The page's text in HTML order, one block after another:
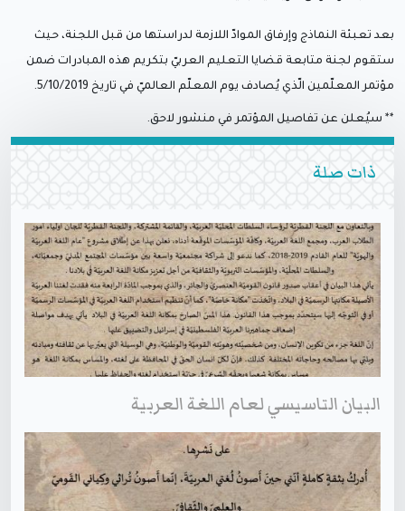
بعد تعبئة النماذج وإرفاق الموادّ اللازمة لدراستها من قبل اللجنة، حيث
ستقوم لجنة متابعة قضايا التعليم العربيّ بتكريم هذه المبادرات ضمن
مؤتمر المعلّمين الّذي يُصادف يوم المعلّم العالميّ في تاريخ 5/10/2019.
** سيُعلن عن تفاصيل المؤتمر في منشور لاحق.
ذات صلة
البيان التاسيسي لعام اللغة العربية